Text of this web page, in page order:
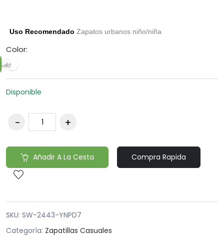
Uso Recomendado Zapatos urbanos niño/niña
Color:
Disponible
Añadir A La Cesta Compra Rapida
SKU: SW-2443-YNPD7
Categoría: Zapatillas Casuales